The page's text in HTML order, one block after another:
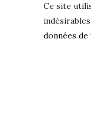
Ce site
indésirables.
données